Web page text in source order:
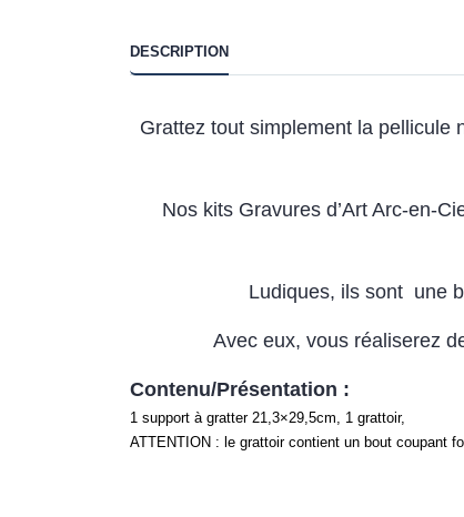
DESCRIPTION
Grattez tout simplement la pellicule
Nos kits Gravures d’Art Arc-en-
Ludiques, ils sont une
Avec eux, vous réaliserez
Contenu/Présentation :
1 support à gratter 21,3×29,5cm, 1 grattoir,
ATTENTION : le grattoir contient un bout coupant